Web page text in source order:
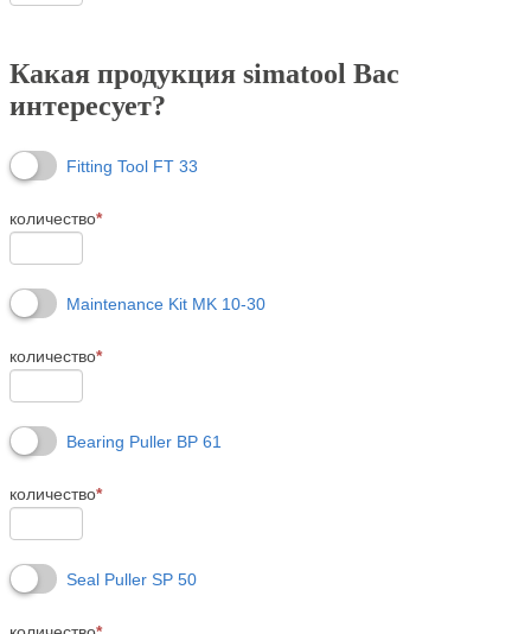
Какая продукция simatool Вас
интересует?
Fitting Tool FT 33
количество*
Maintenance Kit MK 10-30
количество*
Bearing Puller BP 61
количество*
Seal Puller SP 50